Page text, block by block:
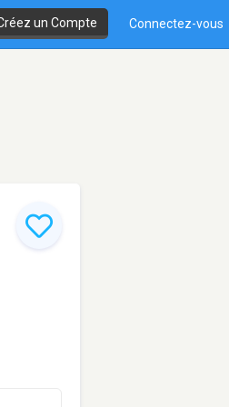
un Compte Connectez-vous